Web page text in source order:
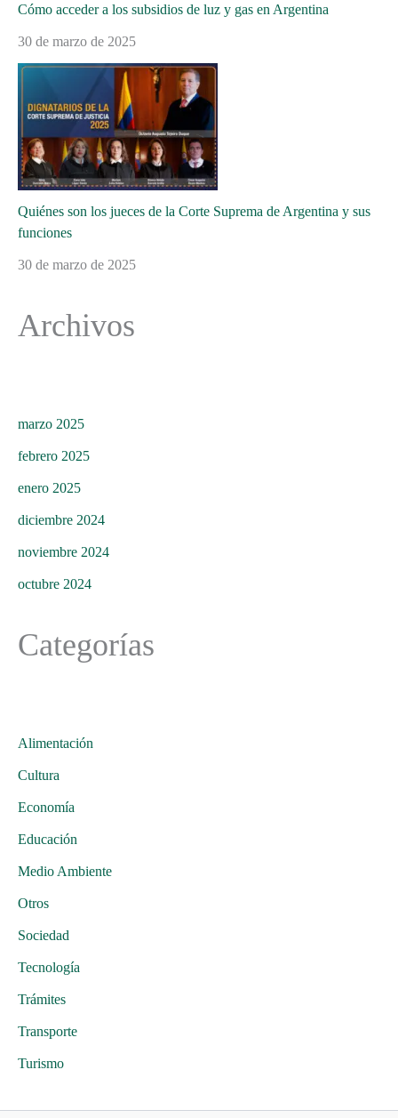
Cómo acceder a los subsidios de luz y gas en Argentina
30 de marzo de 2025
Quiénes son los jueces de la Corte Suprema de Argentina y sus
funciones
30 de marzo de 2025
Archivos
marzo 2025
febrero 2025
enero 2025
diciembre 2024
noviembre 2024
octubre 2024
Categorías
Alimentación
Cultura
Economía
Educación
Medio Ambiente
Otros
Sociedad
Tecnología
Trámites
Transporte
Turismo